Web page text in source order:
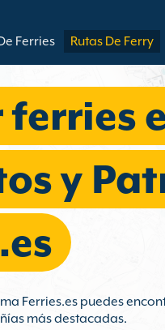
Ferries Rutas De Ferry
ferries
y
Ferries.es puedes
más destacadas.